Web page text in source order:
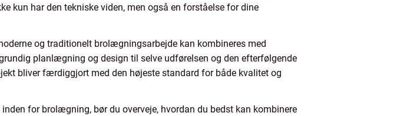
kun har den tekniske viden, men også en forståelse for dine
og traditionelt brolægningsarbejde kan kombineres med
planlægning og design til selve udførelsen og den efterfølgende
bliver færdiggjort med den højeste standard for både kvalitet og
for brolægning, bør du overveje, hvordan du bedst kan kombinere